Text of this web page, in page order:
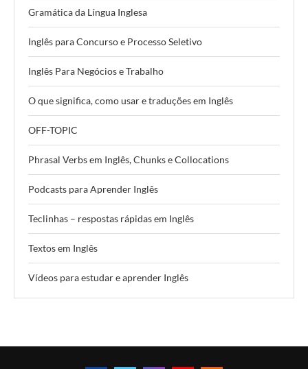
Gramática da Língua Inglesa
Inglês para Concurso e Processo Seletivo
Inglês Para Negócios e Trabalho
O que significa, como usar e traduções em Inglês
OFF-TOPIC
Phrasal Verbs em Inglês, Chunks e Collocations
Podcasts para Aprender Inglês
Teclinhas – respostas rápidas em Inglês
Textos em Inglês
Vídeos para estudar e aprender Inglês